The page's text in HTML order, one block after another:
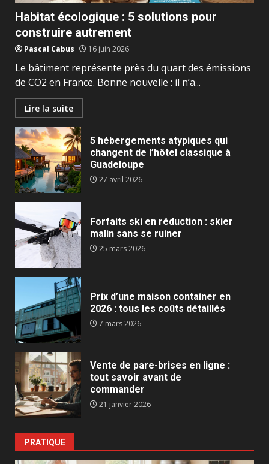
Habitat écologique : 5 solutions pour
construire autrement
Pascal Cabus 16 juin 2026
Le bâtiment représente près du quart des émissions
de CO2 en France. Bonne nouvelle : il n’a...
Lire la suite
5 hébergements atypiques qui
changent de l’hôtel classique à
Guadeloupe
27 avril 2026
Forfaits ski en réduction : skier
malin sans se ruiner
25 mars 2026
Prix d’une maison container en
2026 : tous les coûts détaillés
7 mars 2026
Vente de pare-brises en ligne :
tout savoir avant de
commander
21 janvier 2026
PRATIQUE